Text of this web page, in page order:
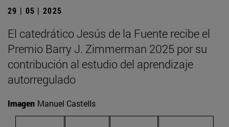
29 | 05 | 2025
El catedrático Jesús de la Fuente recibe el
Premio Barry J. Zimmerman 2025 por su
contribución al estudio del aprendizaje
autorregulado
Imagen Manuel Castells